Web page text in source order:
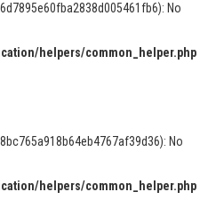
No
helpers/common_helper.php
No
helpers/common_helper.php